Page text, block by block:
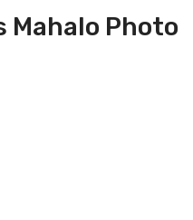
Mahalo Photo